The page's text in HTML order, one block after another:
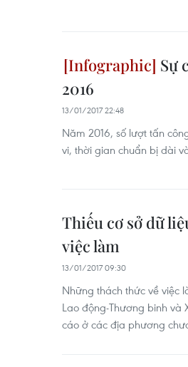
Sự
2016
13/01/2017 22:48
Năm 2016, số lượt tấn
vi, thời gian chuẩn bị dài
Thiếu cơ sở dữ
việc làm
13/01/2017 09:30
Những thách thức về việc
Lao động-Thương binh và
cáo ở các địa phương